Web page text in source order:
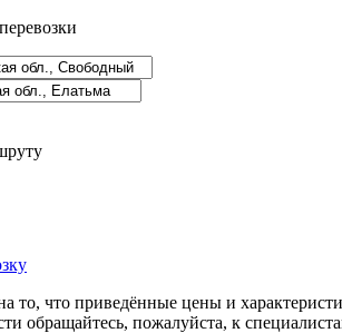
что приведённые цены и
обращайтесь, пожалуйста, к